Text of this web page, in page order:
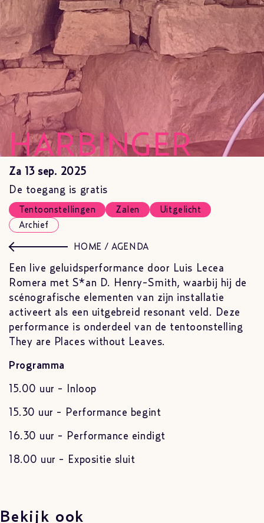
HARBINGER
Za 13 sep. 2025
De toegang is gratis
Tentoonstellingen Zalen
Uitgelicht
Archief
HOME / AGENDA
Een live geluidsperformance door Luis Lecea
Romera met S*an D. Henry-Smith, waarbij hij de
scénografische elementen van zijn installatie
activeert als een uitgebreid resonant veld. Deze
performance is onderdeel van de tentoonstelling
They are Places without Leaves.
Programma
15.00 uur - Inloop
15.30 uur - Performance begint
16.30 uur - Performance eindigt
18.00 uur - Expositie sluit
Bekijk ook